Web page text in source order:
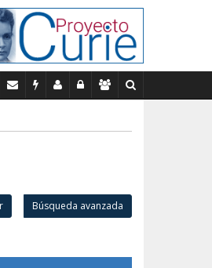
Búsqueda avanzada